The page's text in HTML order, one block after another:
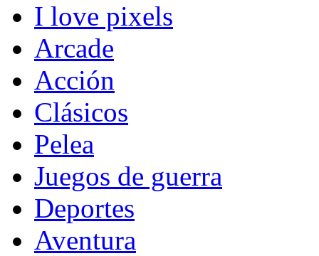
I love pixels
Arcade
Acción
Clásicos
Pelea
Juegos de guerra
Deportes
Aventura